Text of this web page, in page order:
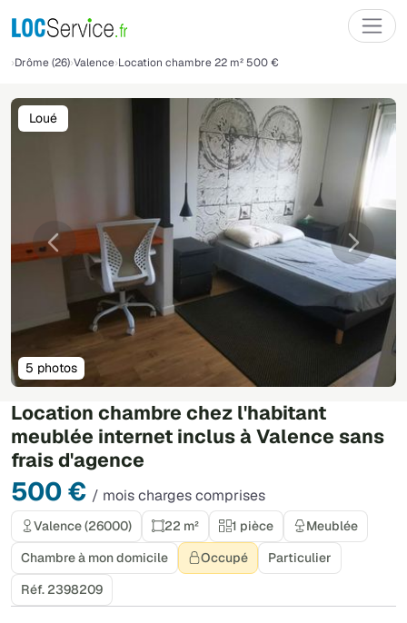
Drôme (26) Valence Location chambre 22 m² 500 €
Location chambre chez l'habitant
meublée internet inclus à Valence sans
frais d'agence
500 € / mois charges comprises
Précédente
5 photos
Loué
Valence (26000) 22 m² 1 pièce
Meublée
Chambre à mon domicile
Occupé
Particulier
Réf. 2398209